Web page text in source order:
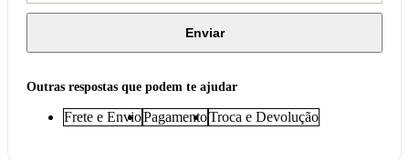
Enviar
Outras respostas que podem te ajudar
Frete e EnvioPagamentoTroca e Devolução